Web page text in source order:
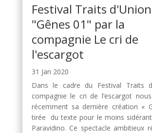
Festival Traits
"Gênes 01" par la
compagnie Le cri de
l'escargot
31 Jan 2020
Dans le cadre du Festival Traits
compagnie le cri de l’escargot
récemment sa dernière création «
tirée du texte pour le moins
Paravidino. Ce spectacle ambitieux